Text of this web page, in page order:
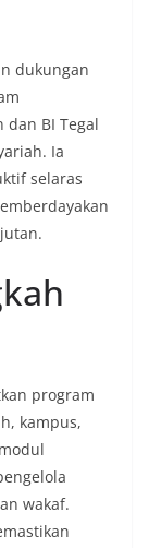
dukungan
BI Tegal
Ia
selaras
program
kampus,
wakaf.